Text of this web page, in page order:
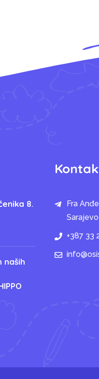
8.
naših
Fra
Sarajevo
+387 33